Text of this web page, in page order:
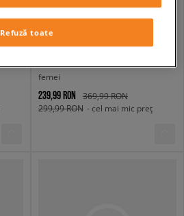
CROCS CLASSIC BAE CLOG W
femei
239,99 RON
369,99 RON
299,99 RON - cel mai mic preț
Refuză toate